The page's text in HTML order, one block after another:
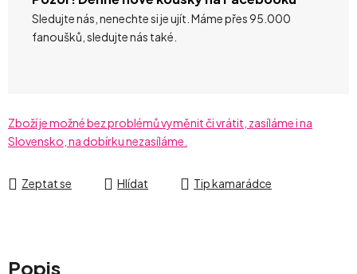
Sledujte nás, nenechte si je ujít. Máme přes 95.000
fanoušků, sledujte nás také.
Zboží je možné bez problémů vyměnit či vrátit, zasíláme i na
Slovensko, na dobírku nezasíláme.
Zeptat se Hlídat Tip kamarádce
Popis